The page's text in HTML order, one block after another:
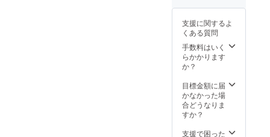
SPINNE
RS
LTD」
社製の
『Butte
rfly（バ
を使用
してい
ます。
シュカ
なども
多く出
回って
います
が、当
産にこ
だわ
り、マ
の老舗
す。 予
めご了
承くだ
さい。
※商品の
お届け
はケニ
アから
国際郵
到着
につい
アの文
化を代
表する
鮮やか
な色が
マサイ
族伝統
のブラ
ンケッ
サイ
支援に関するよ
くある質問
手数料はいく
らかかります
か？
目標金額に届
かなかった場
合どうなりま
すか？
支援で困った